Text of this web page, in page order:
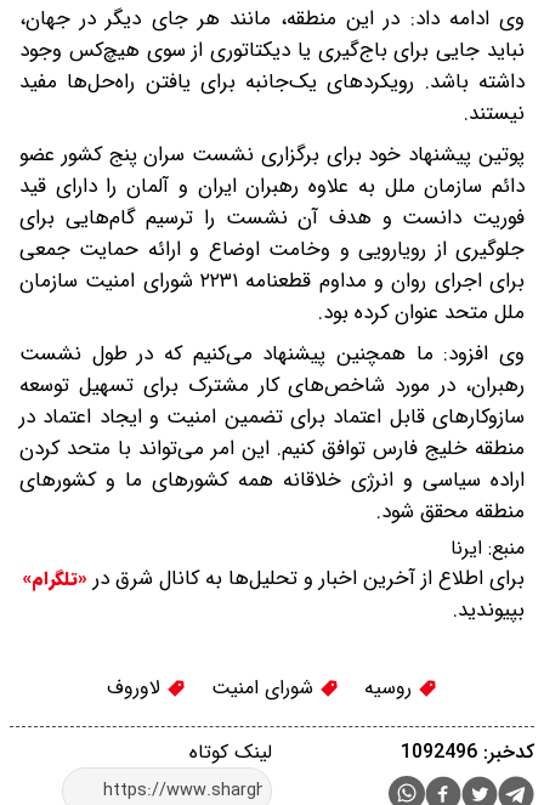
وی ادامه داد: در این منطقه، مانند هر جای دیگر در جهان،
نباید جایی برای باج‌گیری یا دیکتاتوری از سوی هیچ‌کس وجود
داشته باشد. رویکردهای یک‌جانبه برای یافتن راه‌حل‌ها مفید
نیستند.
پوتین پیشنهاد خود برای برگزاری نشست سران پنج کشور عضو
دائم سازمان ملل به علاوه رهبران ایران و آلمان را دارای قید
فوریت دانست و هدف آن نشست را ترسیم گام‌هایی برای
جلوگیری از رویارویی و وخامت اوضاع و ارائه حمایت جمعی
برای اجرای روان و مداوم قطعنامه ۲۲۳۱ شورای امنیت سازمان
ملل متحد عنوان کرده بود.
وی افزود:‌ ما همچنین پیشنهاد می‌کنیم که در طول نشست
رهبران، در مورد شاخص‌های کار مشترک برای تسهیل توسعه
سازوکارهای قابل اعتماد برای تضمین امنیت و ایجاد اعتماد در
منطقه خلیج فارس توافق کنیم. این امر می‌تواند با متحد کردن
اراده سیاسی و انرژی خلاقانه همه کشورهای ما و کشورهای
منطقه محقق شود.
منبع: ایرنا
برای اطلاع از آخرین اخبار و تحلیل‌ها به کانال شرق در «تلگرام»
بپیوندید.
روسیه شورای امنیت لاوروف
لینک کوتاه کدخبر: 1092496